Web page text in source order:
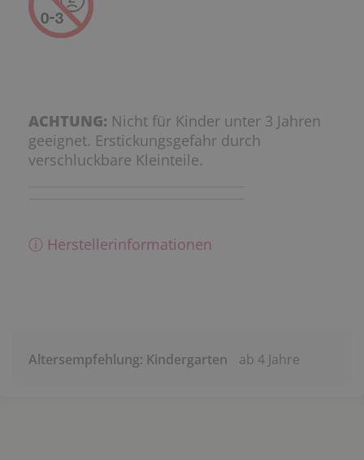
ACHTUNG: Nicht für Kinder unter 3 Jahren
geeignet. Erstickungsgefahr durch
verschluckbare Kleinteile.
ⓘ Herstellerinformationen
Altersempfehlung: Kindergarten ab 4 Jahre